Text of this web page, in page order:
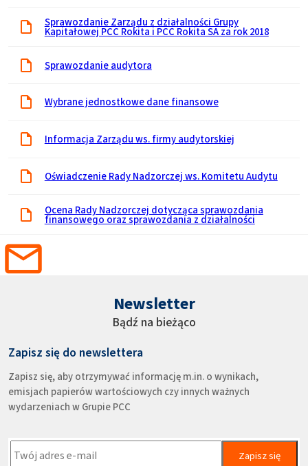
Sprawozdanie Zarządu z działalności Grupy
Kapitałowej PCC Rokita i PCC Rokita SA za rok 2018
Sprawozdanie audytora
Wybrane jednostkowe dane finansowe
Informacja Zarządu ws. firmy audytorskiej
Oświadczenie Rady Nadzorczej ws. Komitetu Audytu
Ocena Rady Nadzorczej dotycząca sprawozdania
finansowego oraz sprawozdania z działalności
Newsletter
Bądź na bieżąco
Zapisz się do newslettera
Zapisz się, aby otrzymywać informację m.in. o wynikach,
emisjach papierów wartościowych czy innych ważnych
wydarzeniach w Grupie PCC
Zapisz się